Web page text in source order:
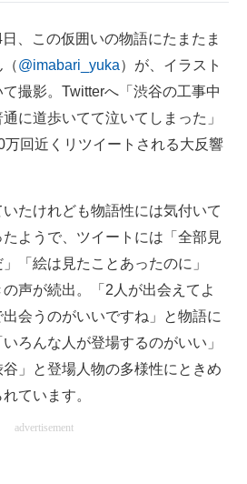
、この仮囲いの物語にたまたま
@imabari_yuka）が、イラスト
撮影。Twitterへ「渋谷の工事中
に道歩いてて泣いてしまった」
万回近くリツイートされる大反響
たけれども物語性には気付いて
ようで、ツイートには「全部見
「絵は見たことあったのに」
の声が続出。「2人が出会えてよ
会うのがいいですね」と物語に
ろんな人が登場するのがいい」
谷」と登場人物の多様性にときめ
ています。
advertisement